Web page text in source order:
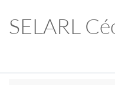
SELARL